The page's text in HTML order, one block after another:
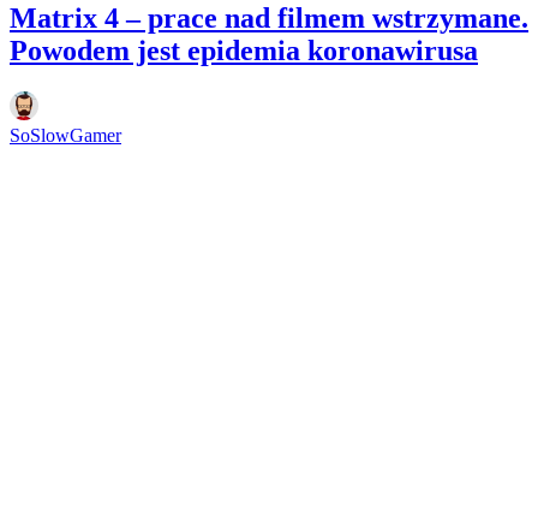
Matrix 4 – prace nad filmem wstrzymane.
Powodem jest epidemia koronawirusa
SoSlowGamer